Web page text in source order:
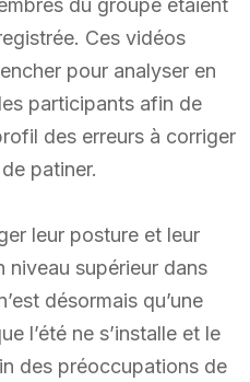
Ces vidéos
pour analyser en
participants afin de
des erreurs à corriger
patiner.
leur posture et leur
niveau supérieur dans
désormais qu’une
l’été ne s’installe et le
des préoccupations de